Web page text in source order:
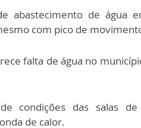
abastecimento de água
com pico de
falta de água no
condições das salas
de calor.